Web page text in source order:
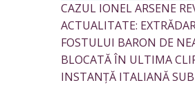
CAZUL IONEL ARSENE
ACTUALITATE:
FOSTULUI BARON DE
BLOCATĂ ÎN ULTIMA
INSTANȚĂ ITALIANĂ SUB